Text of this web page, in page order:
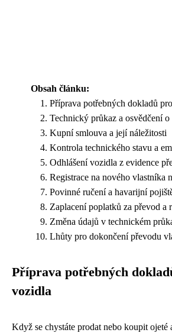
Obsah článku:
Příprava potřebných dokladů
Technický průkaz a osvědčení o
Kupní smlouva a její náležitosti
Kontrola technického stavu a
Odhlášení vozidla z evidence
Registrace na nového vlastníka
Povinné ručení a havarijní
Zaplacení poplatků za převod a
Změna údajů v technickém
Lhůty pro dokončení převodu
Příprava potřebných
vozidla
Když se chystáte prodat nebo koupit ojeté